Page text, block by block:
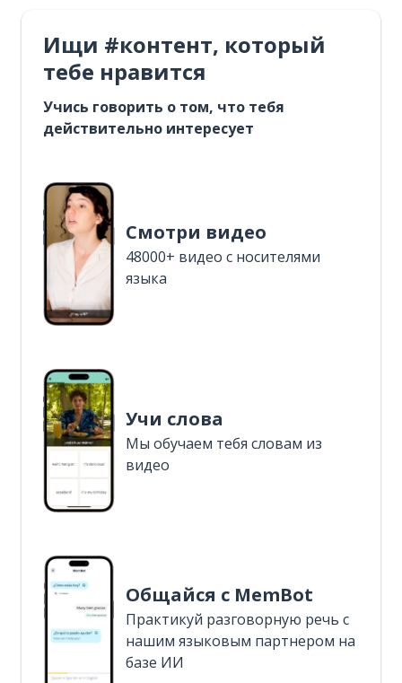
Ищи #контент, который
тебе нравится
Учись говорить о том, что тебя
действительно интересует
Смотри видео
48000+ видео с носителями
языка
Учи слова
Мы обучаем тебя словам из
видео
Общайся с MemBot
Практикуй разговорную речь с
нашим языковым партнером на
базе ИИ